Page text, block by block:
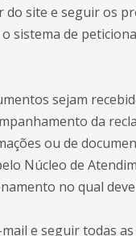
do site e seguir os
sistema de
sejam
da
ou de
Núcleo de
no qual
e seguir todas